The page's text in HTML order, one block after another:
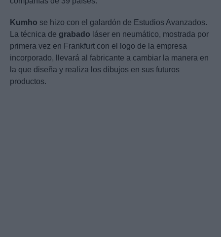
Kumho se hizo con el galardón de Estudios Avanzados.
La técnica de grabado láser en neumático, mostrada por
primera vez en Frankfurt con el logo de la empresa
incorporado, llevará al fabricante a cambiar la manera en
la que diseña y realiza los dibujos en sus futuros
productos.